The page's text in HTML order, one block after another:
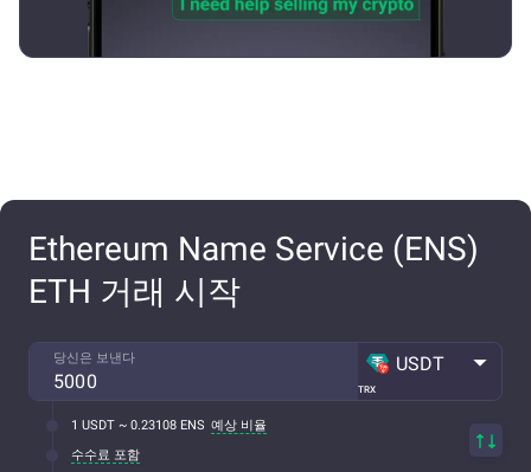
Ethereum Name Service (ENS)
ETH 거래 시작
당신은 보낸다
TRX
USDT
1 USDT ~ 0.23108 ENS 예상 비율
수수료 포함